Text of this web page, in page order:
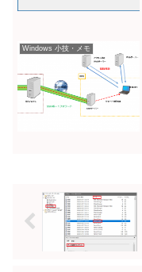
Windows 小技・メモ